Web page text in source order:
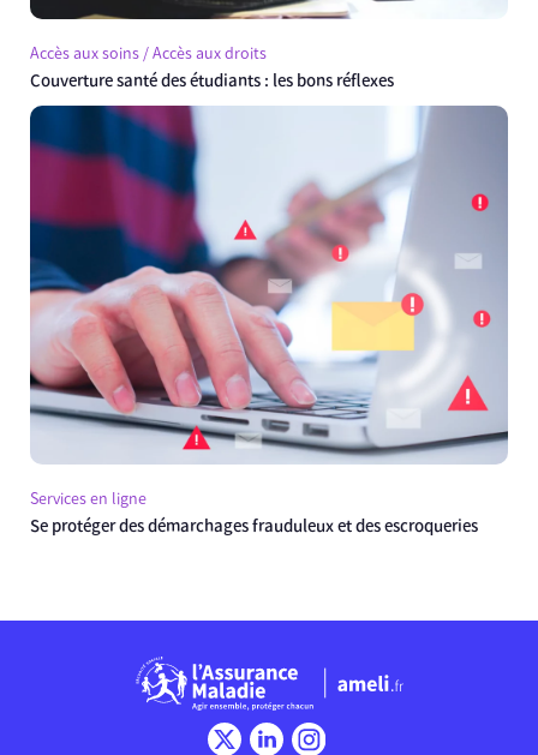
Accès aux soins / Accès aux droits
Couverture santé des étudiants : les bons réflexes
Services en ligne
Se protéger des démarchages frauduleux et des escroqueries